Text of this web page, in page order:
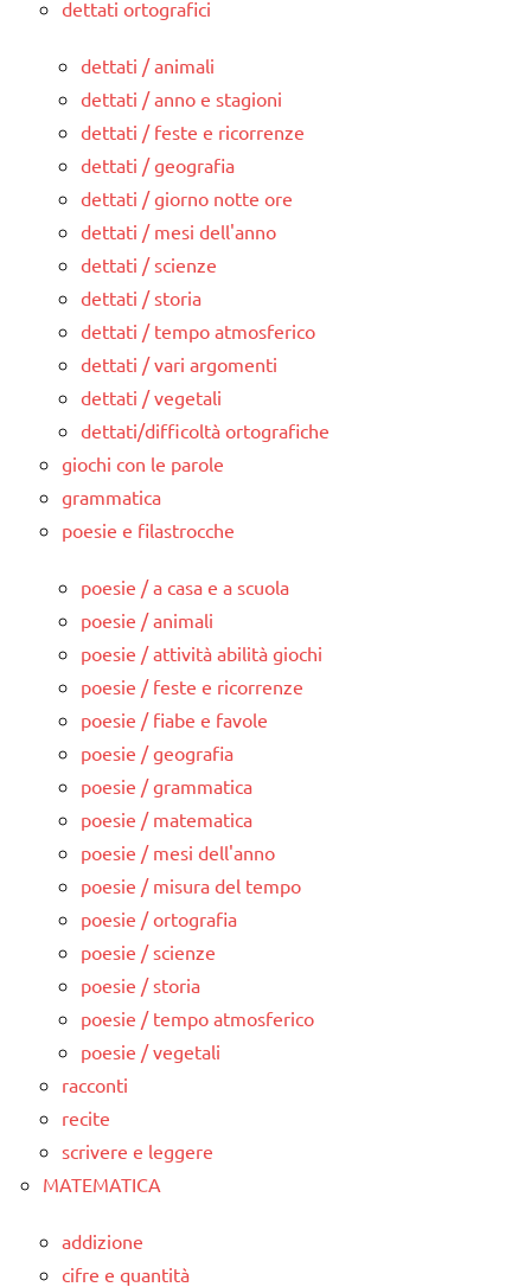
dettati ortografici
dettati / animali
dettati / anno e stagioni
dettati / feste e ricorrenze
dettati / geografia
dettati / giorno notte ore
dettati / mesi dell'anno
dettati / scienze
dettati / storia
dettati / tempo atmosferico
dettati / vari argomenti
dettati / vegetali
dettati/difficoltà ortografiche
giochi con le parole
grammatica
poesie e filastrocche
poesie / a casa e a scuola
poesie / animali
poesie / attività abilità giochi
poesie / feste e ricorrenze
poesie / fiabe e favole
poesie / geografia
poesie / grammatica
poesie / matematica
poesie / mesi dell'anno
poesie / misura del tempo
poesie / ortografia
poesie / scienze
poesie / storia
poesie / tempo atmosferico
poesie / vegetali
racconti
recite
scrivere e leggere
MATEMATICA
addizione
cifre e quantità